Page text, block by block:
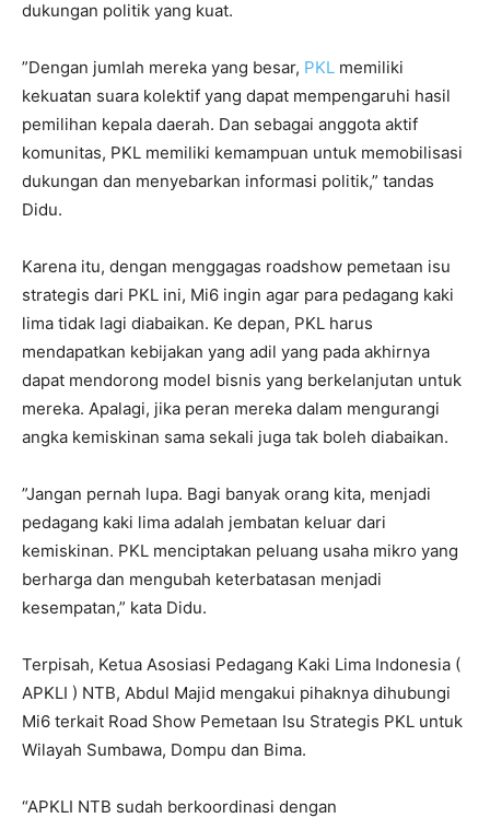
dukungan politik yang kuat.
”Dengan jumlah mereka yang besar, PKL memiliki
kekuatan suara kolektif yang dapat mempengaruhi hasil
pemilihan kepala daerah. Dan sebagai anggota aktif
komunitas, PKL memiliki kemampuan untuk memobilisasi
dukungan dan menyebarkan informasi politik,” tandas
Didu.
Karena itu, dengan menggagas roadshow pemetaan isu
strategis dari PKL ini, Mi6 ingin agar para pedagang kaki
lima tidak lagi diabaikan. Ke depan, PKL harus
mendapatkan kebijakan yang adil yang pada akhirnya
dapat mendorong model bisnis yang berkelanjutan untuk
mereka. Apalagi, jika peran mereka dalam mengurangi
angka kemiskinan sama sekali juga tak boleh diabaikan.
”Jangan pernah lupa. Bagi banyak orang kita, menjadi
pedagang kaki lima adalah jembatan keluar dari
kemiskinan. PKL menciptakan peluang usaha mikro yang
berharga dan mengubah keterbatasan menjadi
kesempatan,” kata Didu.
Terpisah, Ketua Asosiasi Pedagang Kaki Lima Indonesia (
APKLI ) NTB, Abdul Majid mengakui pihaknya dihubungi
Mi6 terkait Road Show Pemetaan Isu Strategis PKL untuk
Wilayah Sumbawa, Dompu dan Bima.
“APKLI NTB sudah berkoordinasi dengan